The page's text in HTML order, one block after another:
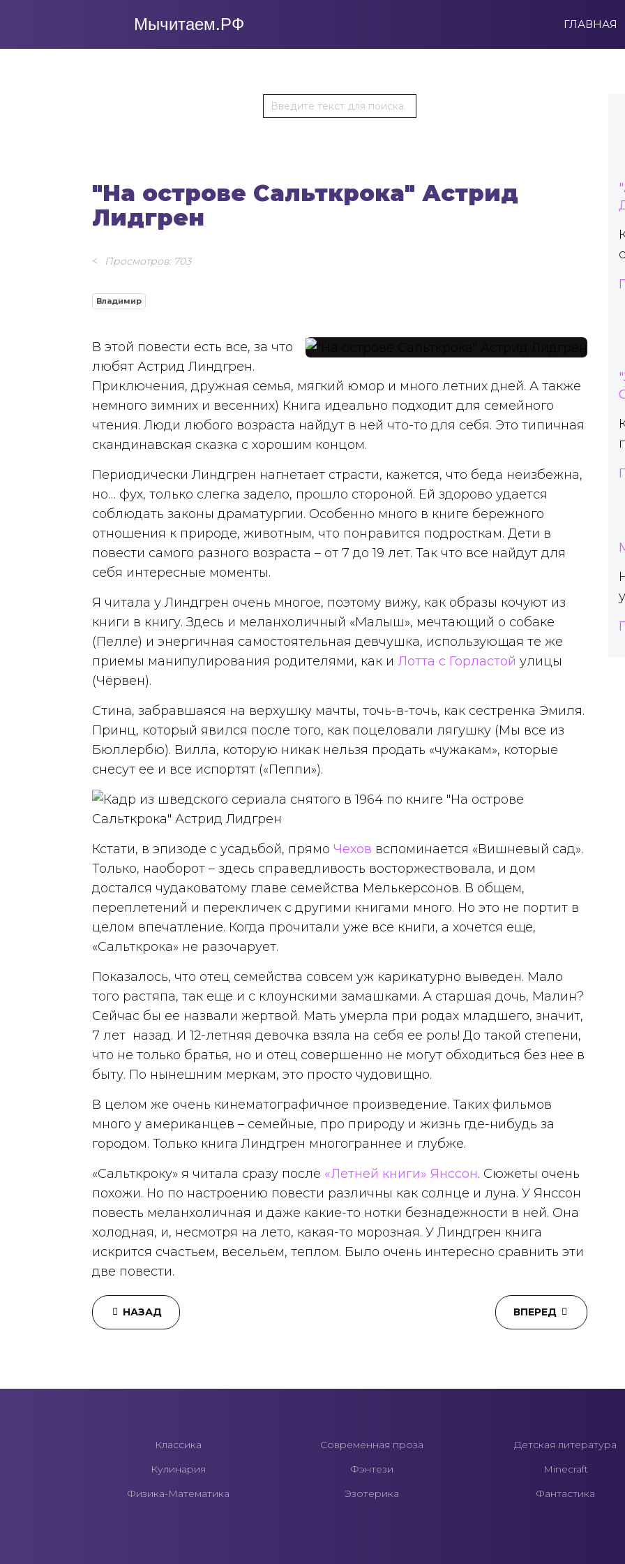
Мычитаем.РФ ГЛАВНАЯ
"На острове Сальткрока" Астрид
Лидгрен
Просмотров: 703
Владимир
В этой повести есть все, за что
любят Астрид Линдгрен.
Приключения, дружная семья, мягкий юмор и много летних дней. А также
немного зимних и весенних) Книга идеально подходит для семейного
чтения. Люди любого возраста найдут в ней что-то для себя. Это типичная
скандинавская сказка с хорошим концом.
Периодически Линдгрен нагнетает страсти, кажется, что беда неизбежна,
но… фух, только слегка задело, прошло стороной. Ей здорово удается
соблюдать законы драматургии. Особенно много в книге бережного
отношения к природе, животным, что понравится подросткам. Дети в
повести самого разного возраста – от 7 до 19 лет. Так что все найдут для
себя интересные моменты.
Я читала у Линдгрен очень многое, поэтому вижу, как образы кочуют из
книги в книгу. Здесь и меланхоличный «Малыш», мечтающий о собаке
(Пелле) и энергичная самостоятельная девчушка, использующая те же
приемы манипулирования родителями, как и Лотта с Горластой улицы
(Чёрвен).
Стина, забравшаяся на верхушку мачты, точь-в-точь, как сестренка Эмиля.
Принц, который явился после того, как поцеловали лягушку (Мы все из
Бюллербю). Вилла, которую никак нельзя продать «чужакам», которые
снесут ее и все испортят («Пеппи»).
Кстати, в эпизоде с усадьбой, прямо Чехов вспоминается «Вишневый сад».
Только, наоборот – здесь справедливость восторжествовала, и дом
достался чудаковатому главе семейства Мелькерсонов. В общем,
переплетений и перекличек с другими книгами много. Но это не портит в
целом впечатление. Когда прочитали уже все книги, а хочется еще,
«Сальткрока» не разочарует.
Показалось, что отец семейства совсем уж карикатурно выведен. Мало
того растяпа, так еще и с клоунскими замашками. А старшая дочь, Малин?
Сейчас бы ее назвали жертвой. Мать умерла при родах младшего, значит,
7 лет назад. И 12-летняя девочка взяла на себя ее роль! До такой степени,
что не только братья, но и отец совершенно не могут обходиться без нее в
быту. По нынешним меркам, это просто чудовищно.
В целом же очень кинематографичное произведение. Таких фильмов
много у американцев – семейные, про природу и жизнь где-нибудь за
городом. Только книга Линдгрен многограннее и глубже.
«Сальткроку» я читала сразу после «Летней книги» Янссон. Сюжеты очень
похожи. Но по настроению повести различны как солнце и луна. У Янссон
повесть меланхоличная и даже какие-то нотки безнадежности в ней. Она
холодная, и, несмотря на лето, какая-то морозная. У Линдгрен книга
искрится счастьем, весельем, теплом. Было очень интересно сравнить эти
две повести.
НАЗАД ВПЕРЕД
Классика
Кулинария
Физика-Математика
Современная проза
Фэнтези
Эзотерика
Детская литература
Minecraft
Фантастика